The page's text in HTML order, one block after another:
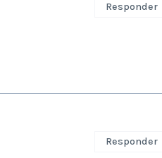
Responder
Responder